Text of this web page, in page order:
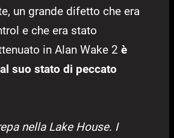
un grande difetto che era
e che era stato
in Alan Wake 2 è
suo stato di peccato
nella Lake House. I